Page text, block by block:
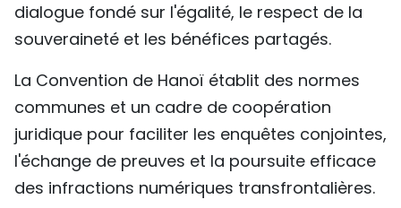
dialogue fondé sur l'égalité, le respect de la
souveraineté et les bénéfices partagés.
La Convention de Hanoï établit des normes
communes et un cadre de coopération
juridique pour faciliter les enquêtes conjointes,
l'échange de preuves et la poursuite efficace
des infractions numériques transfrontalières.